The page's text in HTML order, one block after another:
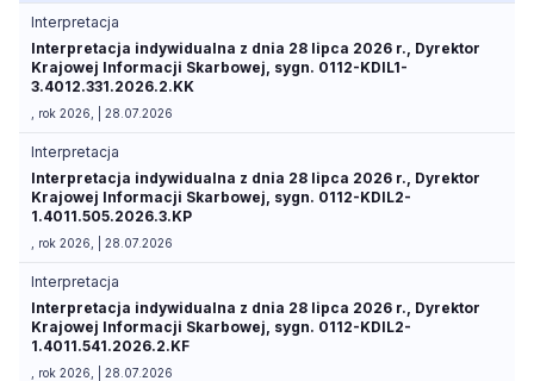
Interpretacja
Interpretacja indywidualna z dnia 28 lipca 2026 r., Dyrektor
Krajowej Informacji Skarbowej, sygn. 0112-KDIL1-
3.4012.331.2026.2.KK
, rok 2026, | 28.07.2026
Interpretacja
Interpretacja indywidualna z dnia 28 lipca 2026 r., Dyrektor
Krajowej Informacji Skarbowej, sygn. 0112-KDIL2-
1.4011.505.2026.3.KP
, rok 2026, | 28.07.2026
Interpretacja
Interpretacja indywidualna z dnia 28 lipca 2026 r., Dyrektor
Krajowej Informacji Skarbowej, sygn. 0112-KDIL2-
1.4011.541.2026.2.KF
, rok 2026, | 28.07.2026